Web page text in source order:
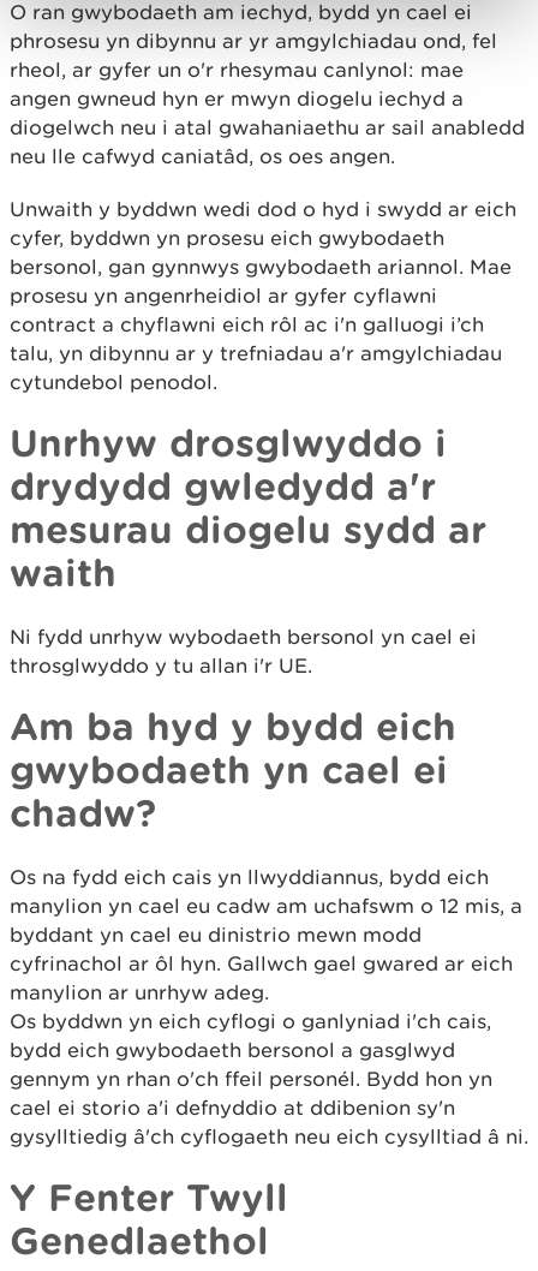
O ran gwybodaeth am iechyd, bydd yn cael ei
phrosesu yn dibynnu ar yr amgylchiadau ond, fel
rheol, ar gyfer un o'r rhesymau canlynol: mae
angen gwneud hyn er mwyn diogelu iechyd a
diogelwch neu i atal gwahaniaethu ar sail anabledd
neu lle cafwyd caniatâd, os oes angen.
Unwaith y byddwn wedi dod o hyd i swydd ar eich
cyfer, byddwn yn prosesu eich gwybodaeth
bersonol, gan gynnwys gwybodaeth ariannol. Mae
prosesu yn angenrheidiol ar gyfer cyflawni
contract a chyflawni eich rôl ac i'n galluogi i’ch
talu, yn dibynnu ar y trefniadau a'r amgylchiadau
cytundebol penodol.
Unrhyw drosglwyddo i
drydydd gwledydd a'r
mesurau diogelu sydd ar
waith
Ni fydd unrhyw wybodaeth bersonol yn cael ei
throsglwyddo y tu allan i'r UE.
Am ba hyd y bydd eich
gwybodaeth yn cael ei
chadw?
Os na fydd eich cais yn llwyddiannus, bydd eich
manylion yn cael eu cadw am uchafswm o 12 mis, a
byddant yn cael eu dinistrio mewn modd
cyfrinachol ar ôl hyn. Gallwch gael gwared ar eich
manylion ar unrhyw adeg.
Os byddwn yn eich cyflogi o ganlyniad i'ch cais,
bydd eich gwybodaeth bersonol a gasglwyd
gennym yn rhan o'ch ffeil personél. Bydd hon yn
cael ei storio a'i defnyddio at ddibenion sy'n
gysylltiedig â'ch cyflogaeth neu eich cysylltiad â ni.
Y Fenter Twyll
Genedlaethol